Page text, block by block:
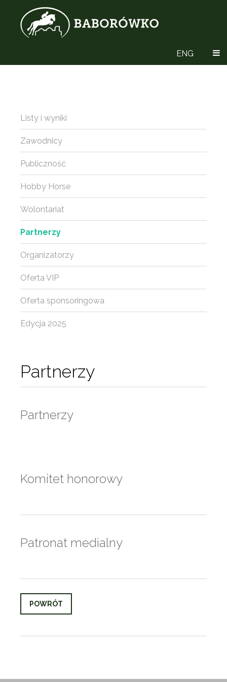
ENG
Partnerzy
Partnerzy
Komitet honorowy
Patronat medialny
POWRÓT
Listy i wyniki
Zawodnicy
Publiczność
Hobby Horse
Wolontariat
Partnerzy
Organizatorzy
Oferta VIP
Oferta sponsoringowa
Edycja 2025